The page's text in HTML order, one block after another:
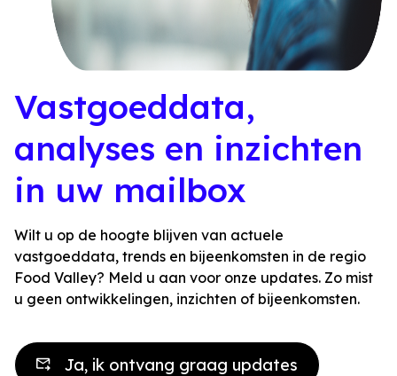
Vastgoeddata,
analyses en inzichten
in uw mailbox
Wilt u op de hoogte blijven van actuele
vastgoeddata, trends en bijeenkomsten in de regio
Food Valley? Meld u aan voor onze updates. Zo mist
u geen ontwikkelingen, inzichten of bijeenkomsten.
Ja, ik ontvang graag updates